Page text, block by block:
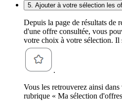
5. Ajouter à votre sélection les
Depuis la page de résultats de
d'une offre consultée, vous
votre choix à votre sélection.
.
Vous les retrouverez ainsi dans
rubrique « Ma sélection